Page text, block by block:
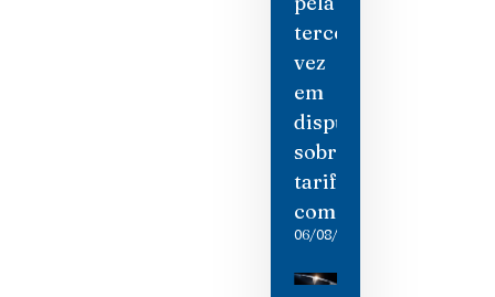
terceira
vez
em
disputa
sobre
tarifas
comerciais
06/08/2026